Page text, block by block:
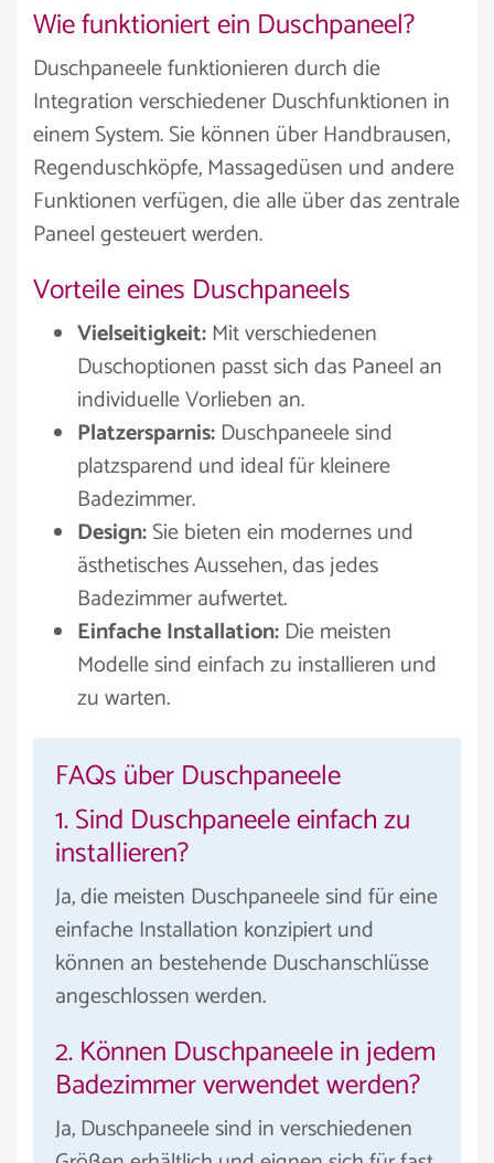
Wie funktioniert ein Duschpaneel?
Duschpaneele funktionieren durch die
Integration verschiedener Duschfunktionen in
einem System. Sie können über Handbrausen,
Regenduschköpfe, Massagedüsen und andere
Funktionen verfügen, die alle über das zentrale
Paneel gesteuert werden.
Vorteile eines Duschpaneels
Vielseitigkeit: Mit verschiedenen
Duschoptionen passt sich das Paneel an
individuelle Vorlieben an.
Platzersparnis: Duschpaneele sind
platzsparend und ideal für kleinere
Badezimmer.
Design:Sie bieten ein modernes und
ästhetisches Aussehen, das jedes
Badezimmer aufwertet.
Einfache Installation: Die meisten
Modelle sind einfach zu installieren und
zu warten.
FAQs über Duschpaneele
1. Sind Duschpaneele einfach zu
installieren?
Ja, die meisten Duschpaneele sind für eine
einfache Installation konzipiert und
können an bestehende Duschanschlüsse
angeschlossen werden.
2. Können Duschpaneele in jedem
Badezimmer verwendet werden?
Ja, Duschpaneele sind in verschiedenen